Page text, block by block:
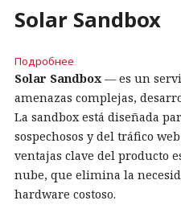
Solar Sandbox
Подробнее
Solar Sandbox— es un
amenazas complejas,
La sandbox está diseñada
sospechosos y del tráfico
ventajas clave del producto
nube, que elimina la
hardware costoso.